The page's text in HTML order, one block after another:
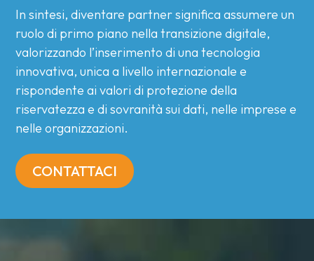
In sintesi, diventare partner significa assumere un
ruolo di primo piano nella transizione digitale,
valorizzando l’inserimento di una tecnologia
innovativa, unica a livello internazionale e
rispondente ai valori di protezione della
riservatezza e di sovranità sui dati, nelle imprese e
nelle organizzazioni.
CONTATTACI